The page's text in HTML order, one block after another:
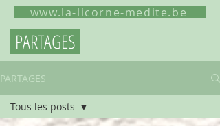
www.la-licorne-medite.be
PARTAGES
PARTAGES
Tous les posts